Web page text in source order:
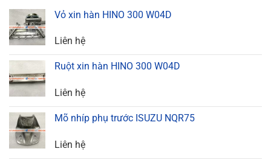
Vỏ xin hàn HINO 300 W04D
Liên hệ
Ruột xin hàn HINO 300 W04D
Liên hệ
Mõ nhíp phụ trước ISUZU NQR75
Liên hệ